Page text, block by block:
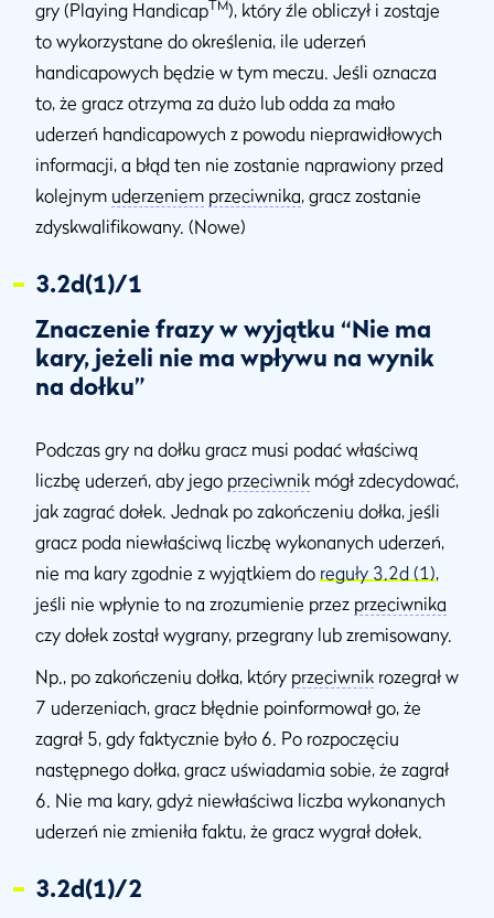
gry (Playing HandicapTM), który źle obliczył i zostaje
to wykorzystane do określenia, ile uderzeń
handicapowych będzie w tym meczu. Jeśli oznacza
to, że gracz otrzyma za dużo lub odda za mało
uderzeń handicapowych z powodu nieprawidłowych
informacji, a błąd ten nie zostanie naprawiony przed
kolejnym uderzeniem przeciwnika, gracz zostanie
zdyskwalifikowany. (Nowe)
3.2d(1)/1
Znaczenie frazy w wyjątku “Nie ma
kary, jeżeli nie ma wpływu na wynik
na dołku”
Podczas gry na dołku gracz musi podać właściwą
liczbę uderzeń, aby jego przeciwnik mógł zdecydować,
jak zagrać dołek. Jednak po zakończeniu dołka, jeśli
gracz poda niewłaściwą liczbę wykonanych uderzeń,
nie ma kary zgodnie z wyjątkiem do reguły 3.2d (1),
jeśli nie wpłynie to na zrozumienie przez przeciwnika
czy dołek został wygrany, przegrany lub zremisowany.
Np., po zakończeniu dołka, który przeciwnik rozegrał w
7 uderzeniach, gracz błędnie poinformował go, że
zagrał 5, gdy faktycznie było 6. Po rozpoczęciu
następnego dołka, gracz uświadamia sobie, że zagrał
6. Nie ma kary, gdyż niewłaściwa liczba wykonanych
uderzeń nie zmieniła faktu, że gracz wygrał dołek.
3.2d(1)/2